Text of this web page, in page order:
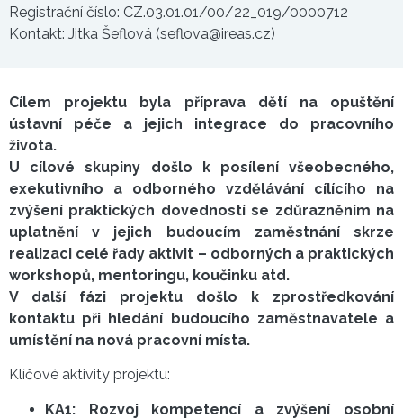
Registrační číslo: CZ.03.01.01/00/22_019/0000712
Kontakt: Jitka Šeflová (seflova@ireas.cz)
Cílem projektu byla příprava dětí na opuštění
ústavní péče a jejich integrace do pracovního
života.
U cílové skupiny došlo k posílení všeobecného,
exekutivního a odborného vzdělávání cílícího na
zvýšení praktických dovedností se zdůrazněním na
uplatnění v jejich budoucím zaměstnání skrze
realizaci celé řady aktivit – odborných a praktických
workshopů, mentoringu, koučinku atd.
V další fázi projektu došlo k zprostředkování
kontaktu při hledání budoucího zaměstnavatele a
umístění na nová pracovní místa.
Klíčové aktivity projektu:
KA1: Rozvoj kompetencí a zvýšení osobní